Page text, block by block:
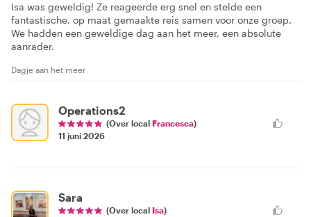
Isa was geweldig! Ze reageerde erg snel en stelde een
fantastische, op maat gemaakte reis samen voor onze groep.
We hadden een geweldige dag aan het meer, een absolute
aanrader.
Dagje aan het meer
Operations2
(Over local Francesca)
11 juni 2026
Sara
(Over local Isa)